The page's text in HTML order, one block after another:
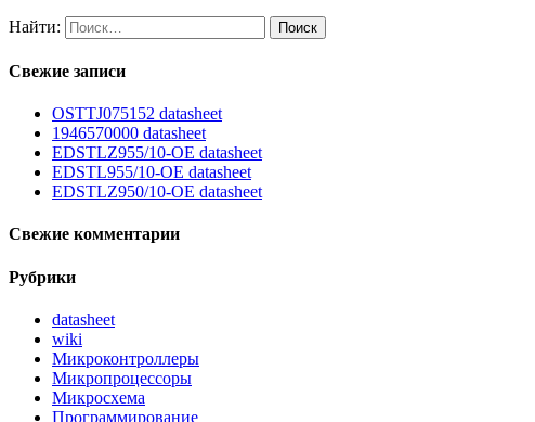
Найти:
Свежие записи
OSTTJ075152 datasheet
1946570000 datasheet
EDSTLZ955/10-OE datasheet
EDSTL955/10-OE datasheet
EDSTLZ950/10-OE datasheet
Свежие комментарии
Рубрики
datasheet
wiki
Микроконтроллеры
Микропроцессоры
Микросхема
Программирование